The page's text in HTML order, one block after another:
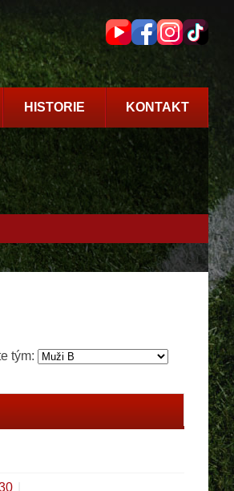
HISTORIE KONTAKT
tým: